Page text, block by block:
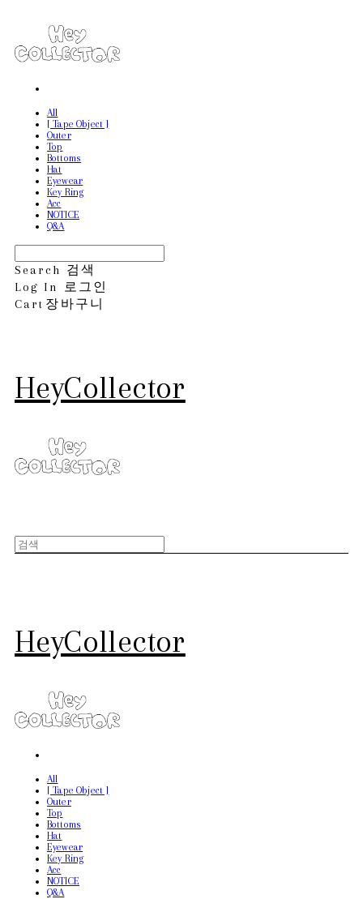
All
[ Tape Object ]
Outer
Top
Bottoms
Hat
Eyewear
Key Ring
Acc
NOTICE
Q&A
Search 검색
Log In
로그인
Cart 장바구니
HeyCollector
HeyCollector
All
[ Tape Object ]
Outer
Top
Bottoms
Hat
Eyewear
Key Ring
Acc
NOTICE
Q&A